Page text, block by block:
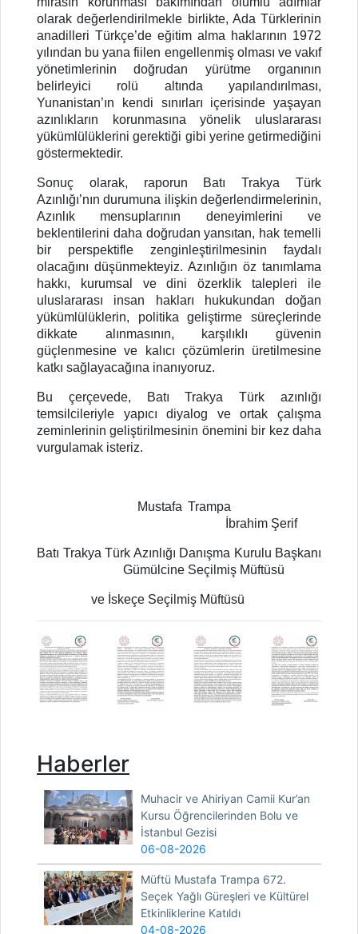
olarak değerlendirilmekle birlikte, Ada Türklerinin
anadilleri Türkçe’de eğitim alma haklarının 1972
yılından bu yana fiilen engellenmiş olması ve vakıf
yönetimlerinin doğrudan yürütme organının
belirleyici rolü altında yapılandırılması,
Yunanistan’ın kendi sınırları içerisinde yaşayan
azınlıkların korunmasına yönelik uluslararası
yükümlülüklerini gerektiği gibi yerine getirmediğini
göstermektedir.
Sonuç olarak, raporun Batı Trakya Türk
Azınlığı’nın durumuna ilişkin değerlendirmelerinin,
Azınlık mensuplarının deneyimlerini ve
beklentilerini daha doğrudan yansıtan, hak temelli
bir perspektifle zenginleştirilmesinin faydalı
olacağını düşünmekteyiz. Azınlığın öz tanımlama
hakkı, kurumsal ve dini özerklik talepleri ile
uluslararası insan hakları hukukundan doğan
yükümlülüklerin, politika geliştirme süreçlerinde
dikkate alınmasının, karşılıklı güvenin
güçlenmesine ve kalıcı çözümlerin üretilmesine
katkı sağlayacağına inanıyoruz.
Bu çerçevede, Batı Trakya Türk azınlığı
temsilcileriyle yapıcı diyalog ve ortak çalışma
zeminlerinin geliştirilmesinin önemini bir kez daha
vurgulamak isteriz.
Mustafa Trampa
İbrahim Şerif
Batı Trakya Türk Azınlığı Danışma Kurulu Başkanı
Gümülcine Seçilmiş Müftüsü
ve İskeçe Seçilmiş Müftüsü
Haberler
Muhacir ve Ahiriyan Camii Kur’an
Kursu Öğrencilerinden Bolu ve
İstanbul Gezisi
06-08-2026
Müftü Mustafa Trampa 672.
Seçek Yağlı Güreşleri ve Kültürel
Etkinliklerine Katıldı
04-08-2026